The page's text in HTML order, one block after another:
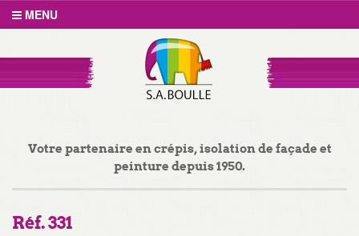
MENU
Votre partenaire en crépis, isolation de façade et
peinture depuis 1950.
Réf. 331